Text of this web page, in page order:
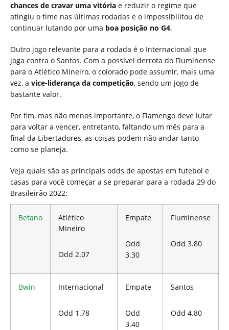
chances de cravar uma vitória e reduzir o regime que
atingiu o time nas últimas rodadas e o impossibilitou de
continuar lutando por uma boa posição no G4.
Outro jogo relevante para a rodada é o Internacional que
joga contra o Santos. Com a possível derrota do Fluminense
para o Atlético Mineiro, o colorado pode assumir, mais uma
vez, a vice-liderança da competição, sendo um jogo de
bastante valor.
Por fim, mas não menos importante, o Flamengo deve lutar
para voltar a vencer, entretanto, faltando um mês para a
final da Libertadores, as coisas podem não andar tanto
como se planeja.
Veja quais são as principais odds de apostas em futebol e
casas para você começar a se preparar para a rodada 29 do
Brasileirão 2022:
Betano
Atlético
Mineiro
Odd 2.07
Empate
Odd
3.30
Fluminense
Odd 3.80
Bwin Internacional
Odd 1.78
Empate
Odd
3.40
Santos
Odd 4.80